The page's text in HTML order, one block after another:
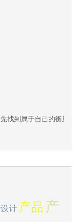
找到属于自己的衡量参
计 产品 产